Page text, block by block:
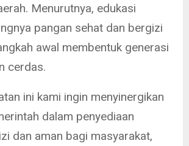
Menurutnya, edukasi
pangan sehat dan bergizi
awal membentuk generasi
cerdas.
ini kami ingin menyinergikan
dalam penyediaan
dan aman bagi masyarakat,